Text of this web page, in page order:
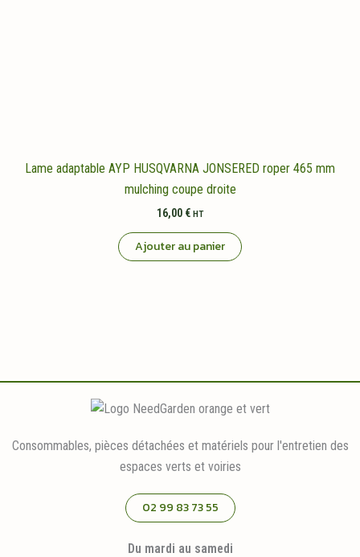
Lame adaptable AYP HUSQVARNA JONSERED roper 465 mm
mulching coupe droite
16,00 € HT
Ajouter au panier
Consommables, pièces détachées et matériels pour l'entretien des
espaces verts et voiries
02 99 83 73 55
Du mardi au samedi